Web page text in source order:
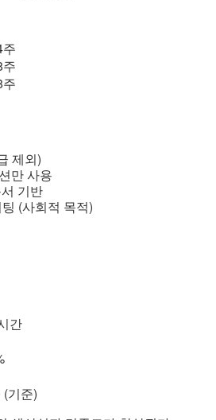
제외)
만 사용
기반
(사회적 목적)
간
기준)